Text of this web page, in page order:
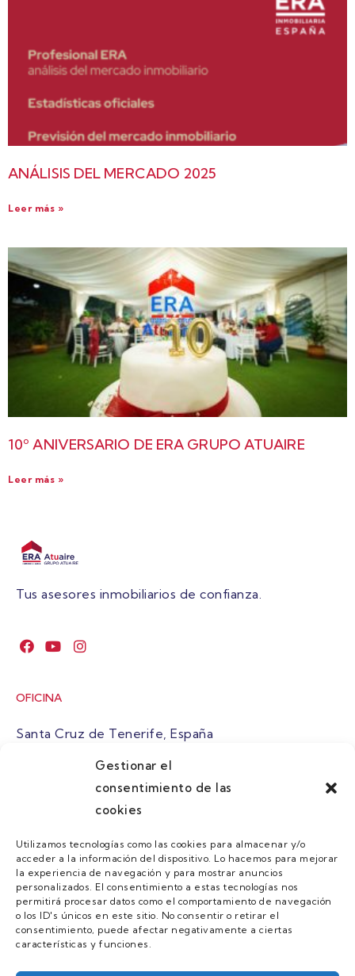
Gestionar el
consentimiento de las
cookies
Utilizamos tecnologías como las cookies para almacenar y/o
acceder a la información del dispositivo. Lo hacemos para mejorar
la experiencia de navegación y para mostrar anuncios
personalizados. El consentimiento a estas tecnologías nos
permitirá procesar datos como el comportamiento de navegación
o los ID's únicos en este sitio. No consentir o retirar el
consentimiento, puede afectar negativamente a ciertas
características y funciones.
ANÁLISIS DEL MERCADO 2025
Leer más »
10º ANIVERSARIO DE ERA GRUPO ATUAIRE
Leer más »
Tus asesores inmobiliarios de confianza.
OFICINA
Santa Cruz de Tenerife, España
atuaire@grupoatuaire.com
+34 638765829
MENU
Quienes Somos
Guias
Contacto